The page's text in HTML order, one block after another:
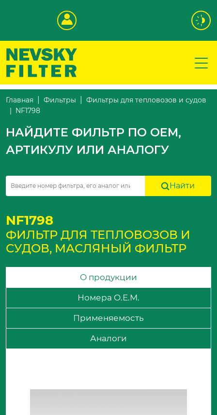
Главная Фильтры
Фильтры для тепловозов и судов
NF1798
НАЙДИТЕ ФИЛЬТР ПО OEM,
АРТИКУЛУ ИЛИ АНАЛОГУ
Найти
NF1798
ФИЛЬТР ДЛЯ ТЕПЛОВОЗОВ И
СУДОВ, МАСЛЯНЫЙ ФИЛЬТР
О продукции
Номера O.E.M.
Применяемость
Аналоги